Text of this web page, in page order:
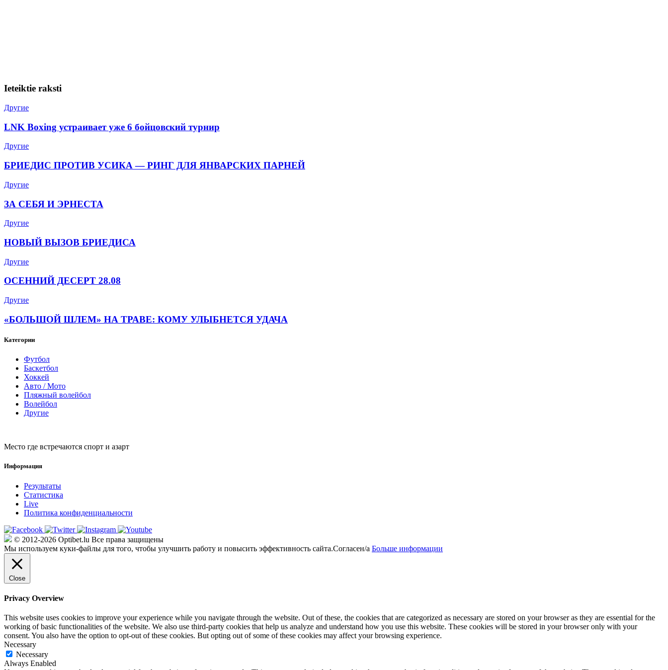
Ieteiktie raksti
Другие
LNK Boxing устраивает уже 6 бойцовский турнир
Другие
БРИЕДИС ПРОТИВ УСИКА — РИНГ ДЛЯ ЯНВАРСКИХ ПАРНЕЙ
Другие
ЗА СЕБЯ И ЭРНЕСТА
Другие
НОВЫЙ ВЫЗОВ БРИЕДИСА
Другие
ОСЕННИЙ ДЕСЕРТ 28.08
Другие
«БОЛЬШОЙ ШЛЕМ» НА ТРАВЕ: КОМУ УЛЫБНЕТСЯ УДАЧА
Категории
Футбол
Баскетбол
Хоккей
Авто / Мото
Пляжный волейбол
Волейбол
Другие
Место где встречаются спорт и азарт
Информация
Результаты
Статистика
Live
Политика конфиденциальности
© 2012-2026 Optibet.lu Все права защищены
Мы используем куки-файлы для того, чтобы улучшить работу и повысить эффективность сайта.Согласен/а Больше информации
Close
Privacy Overview
This website uses cookies to improve your experience while you navigate through the website. Out of these, the cookies that are categorized as necessary are stored on your browser as they are essential for the
working of basic functionalities of the website. We also use third-party cookies that help us analyze and understand how you use this website. These cookies will be stored in your browser only with your
consent. You also have the option to opt-out of these cookies. But opting out of some of these cookies may affect your browsing experience.
Necessary
Necessary
Always Enabled